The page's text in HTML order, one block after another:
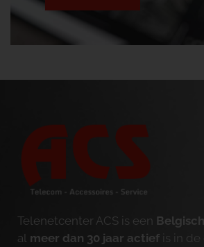
Telenetcenter ACS is een Belgisch
al meer dan 30 jaar actief is in de